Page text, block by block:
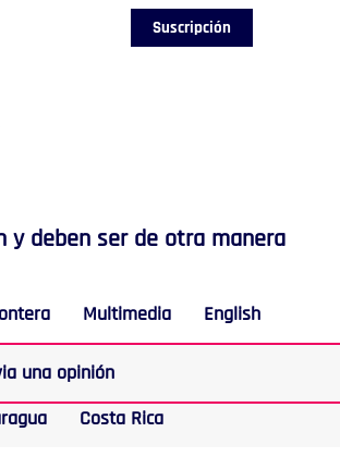
Suscripción
y deben ser de otra manera
Multimedia English
una opinión
Costa Rica